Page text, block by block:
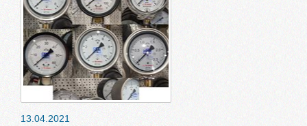
13.04.2021